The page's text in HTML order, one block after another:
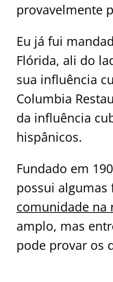
provavelmente
Eu já fui
Flórida, ali do
sua influência
Columbia
da influência
hispânicos.
Fundado em
possui algumas
comunidade na
amplo, mas
pode provar os